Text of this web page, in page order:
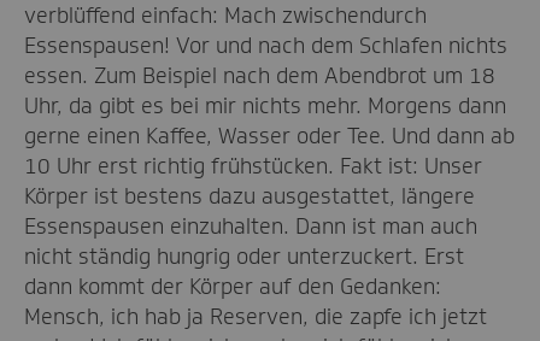
verblüffend einfach: Mach zwischendurch
Essenspausen! Vor und nach dem Schlafen nichts
essen. Zum Beispiel nach dem Abendbrot um 18
Uhr, da gibt es bei mir nichts mehr. Morgens dann
gerne einen Kaffee, Wasser oder Tee. Und dann ab
10 Uhr erst richtig frühstücken. Fakt ist: Unser
Körper ist bestens dazu ausgestattet, längere
Essenspausen einzuhalten. Dann ist man auch
nicht ständig hungrig oder unterzuckert. Erst
dann kommt der Körper auf den Gedanken:
Mensch, ich hab ja Reserven, die zapfe ich jetzt